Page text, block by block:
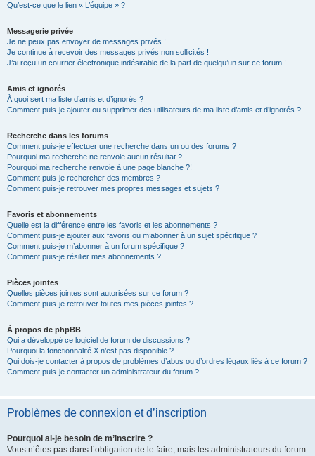
Qu’est-ce que le lien « L’équipe » ?
Messagerie privée
Je ne peux pas envoyer de messages privés !
Je continue à recevoir des messages privés non sollicités !
J’ai reçu un courrier électronique indésirable de la part de quelqu’un sur ce forum !
Amis et ignorés
À quoi sert ma liste d’amis et d’ignorés ?
Comment puis-je ajouter ou supprimer des utilisateurs de ma liste d’amis et d’ignorés ?
Recherche dans les forums
Comment puis-je effectuer une recherche dans un ou des forums ?
Pourquoi ma recherche ne renvoie aucun résultat ?
Pourquoi ma recherche renvoie à une page blanche ?!
Comment puis-je rechercher des membres ?
Comment puis-je retrouver mes propres messages et sujets ?
Favoris et abonnements
Quelle est la différence entre les favoris et les abonnements ?
Comment puis-je ajouter aux favoris ou m’abonner à un sujet spécifique ?
Comment puis-je m’abonner à un forum spécifique ?
Comment puis-je résilier mes abonnements ?
Pièces jointes
Quelles pièces jointes sont autorisées sur ce forum ?
Comment puis-je retrouver toutes mes pièces jointes ?
À propos de phpBB
Qui a développé ce logiciel de forum de discussions ?
Pourquoi la fonctionnalité X n’est pas disponible ?
Qui dois-je contacter à propos de problèmes d’abus ou d’ordres légaux liés à ce forum ?
Comment puis-je contacter un administrateur du forum ?
Problèmes de connexion et d’inscription
Pourquoi ai-je besoin de m’inscrire ?
Vous n’êtes pas dans l’obligation de le faire, mais les administrateurs du forum